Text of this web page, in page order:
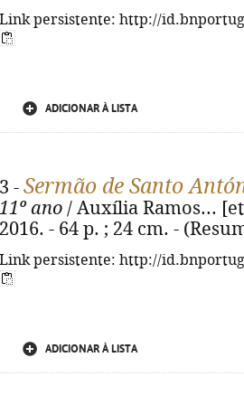
Link persistente: http://
ADICIONAR À LISTA
3 - Sermão de Santo
11º ano / Auxília Ramos...
2016. - 64 p. ; 24 cm. -
Link persistente: http://
ADICIONAR À LISTA